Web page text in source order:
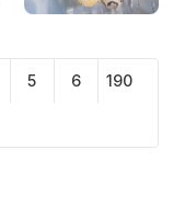
5 6 190